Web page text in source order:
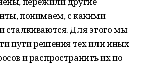
понимаем, с какими
сталкиваются. Для этого мы
пути решения тех или иных
и распространить их по